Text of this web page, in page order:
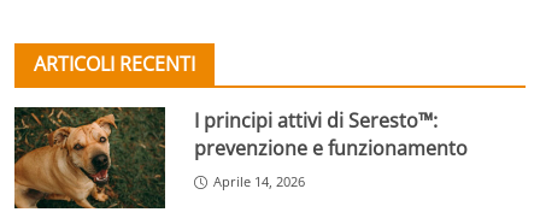
ARTICOLI RECENTI
I principi attivi di Seresto™:
prevenzione e funzionamento
Aprile 14, 2026